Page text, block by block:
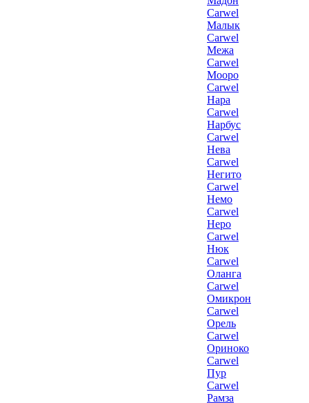
Carwel
Малык
Carwel
Межа
Carwel
Мооро
Carwel
Нара
Carwel
Нарбус
Carwel
Нева
Carwel
Негито
Carwel
Немо
Carwel
Неро
Carwel
Нюк
Carwel
Оланга
Carwel
Омикрон
Carwel
Орель
Carwel
Ориноко
Carwel
Пур
Carwel
Рамза